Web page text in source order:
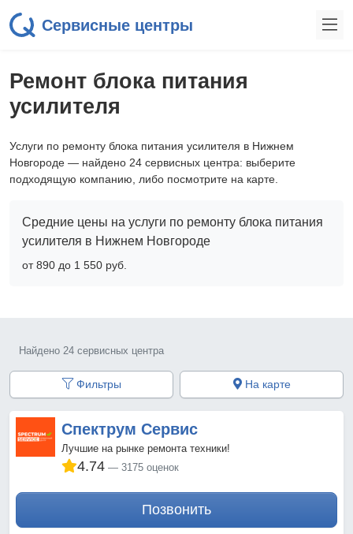
Сервисные центры
Ремонт блока питания
усилителя
Услуги по ремонту блока питания усилителя в Нижнем
Новгороде — найдено 24 сервисных центра: выберите
подходящую компанию, либо посмотрите на карте.
Средние цены на услуги по ремонту блока питания
усилителя в Нижнем Новгороде
от 890 до 1 550 pyб.
Найдено 24 сервисных центра
Фильтры На карте
Спектрум Сервис
Лучшие на рынке ремонта техники!
4.74 3175 оценок
Позвонить